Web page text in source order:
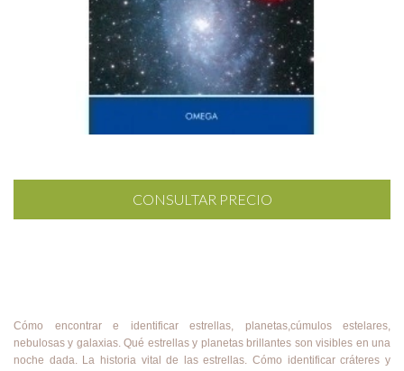
Cómo encontrar e identificar estrellas, planetas,cúmulos estelares,
nebulosas y galaxias. Qué estrellas y planetas brillantes son visibles en una
noche dada. La historia vital de las estrellas. Cómo identificar cráteres y